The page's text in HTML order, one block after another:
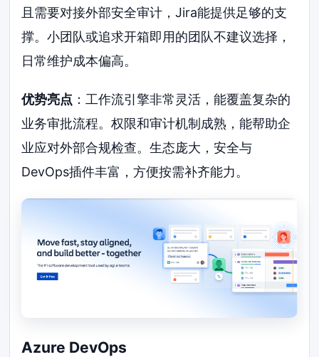
且需要对接外部安全审计，Jira能提供足够的支
撑。小团队或追求开箱即用的团队不建议选择，
日常维护成本偏高。
优势亮点 ：工作流引擎非常灵活，能覆盖复杂的
业务审批流程。权限和审计机制成熟，能帮助企
业应对外部合规检查。生态庞大，安全与
DevOps插件丰富，方便按需补齐能力。
Azure DevOps